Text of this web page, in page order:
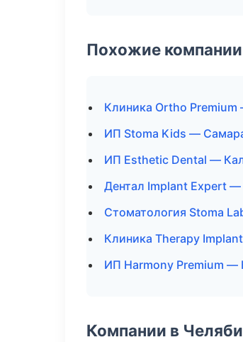
Похожие
Клиника Ortho
ИП Stoma Kids —
ИП Esthetic Dental —
Дентал Implant Expert —
Стоматология Stoma
Клиника Therapy
ИП Harmony Premium
Компании в